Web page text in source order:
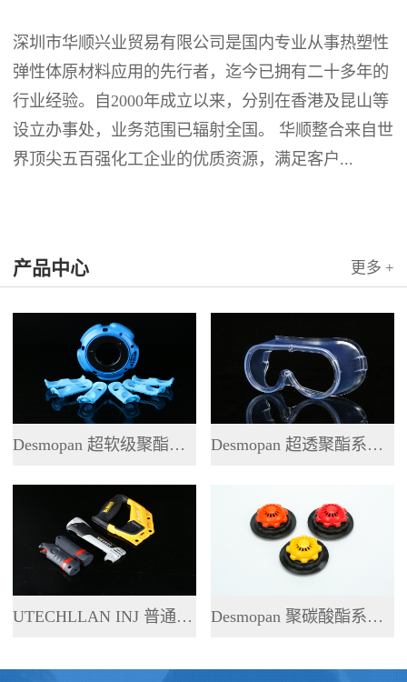
深圳市华顺兴业贸易有限公司是国内专业从事热塑性
弹性体原材料应用的先行者，迄今已拥有二十多年的
行业经验。自2000年成立以来，分别在香港及昆山等
设立办事处，业务范围已辐射全国。 华顺整合来自世
界顶尖五百强化工企业的优质资源，满足客户...
产品中心 更多 +
Desmopan 超软级聚酯系列 TPU Desmopan 超透聚酯系列 TPU
UTECHLLAN INJ 普通聚酯系列 TPU Desmopan 聚碳酸酯系列 TPU